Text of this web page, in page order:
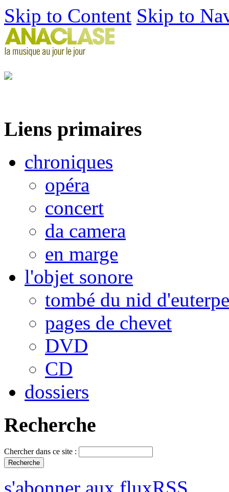
Skip to Content Skip to
Liens primaires
chroniques
opéra
concert
da camera
en marge
l'objet sonore
tombé du nid d'euterpe
pages de chevet
DVD
CD
dossiers
Recherche
Chercher dans ce site :
s'abonner aux fluxRSS